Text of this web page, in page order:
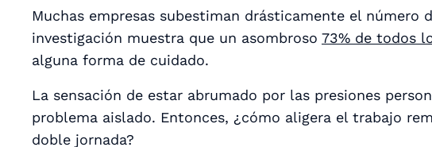
Muchas empresas subestiman drásticamente el número
investigación muestra que un asombroso 73% de todos
alguna forma de cuidado.
La sensación de estar abrumado por las presiones
problema aislado. Entonces, ¿cómo aligera el trabajo
doble jornada?